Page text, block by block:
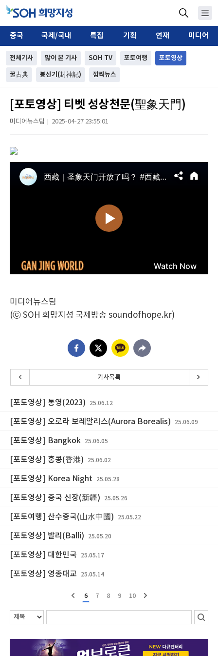
중국 국제/국내 특집 기획 연재 미디어
전체기사 많이 본 기사 SOH TV 포토여행 포토영상
꿀古典 봉신기(封神記) 깜짝뉴스
[포토영상] 티벳 성상천문(聖象天門)
미디어뉴스팀 2025-04-27 23:55:01
미디어뉴스팀
(ⓒ SOH 희망지성 국제방송 soundofhope.kr)
기사목록
[포토영상] 통영(2023) 25.06.12
[포토영상] 오로라 보레알리스(Aurora Borealis) 25.06.09
[포토영상] Bangkok 25.06.05
[포토영상] 홍콩(香港) 25.06.02
[포토영상] Korea Night 25.05.28
[포토영상] 중국 신장(新疆) 25.05.26
[포토여행] 산수중국(山水中國) 25.05.22
[포토영상] 발리(Balli) 25.05.20
[포토영상] 대한민국 25.05.17
[포토영상] 영종대교 25.05.14
6 7 8 9 10